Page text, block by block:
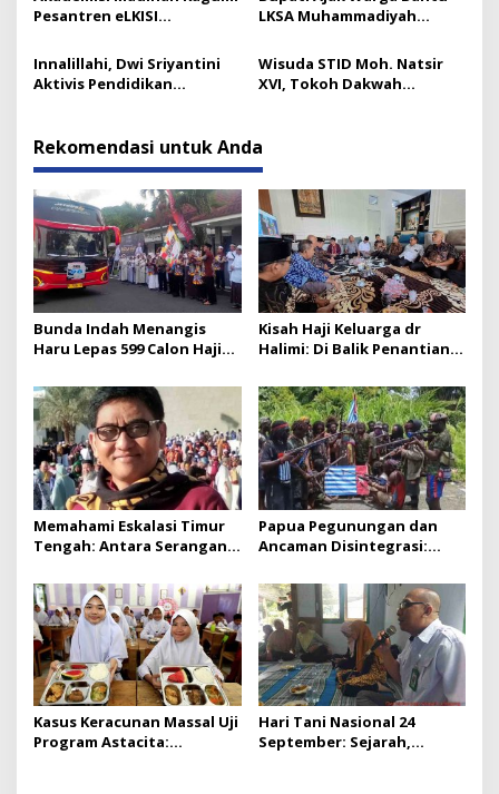
Dirinya
Pesantren eLKISI
LKSA Muhammadiyah
Innalillahi, Dwi Sriyantini
Aktivis Pendidikan
Wisuda STID Moh. Natsir
XVI, Tokoh Dakwah
Rekomendasi untuk Anda
Bunda Indah Menangis
Haru Lepas 599 Calon Haji
Kisah Haji Keluarga dr
Halimi: Di Balik Penantian
Memahami Eskalasi Timur
Tengah: Antara Serangan,
Stabilitas Kawasan
Papua Pegunungan dan
Ancaman Disintegrasi:
Hadir Lindungi Warga
Kasus Keracunan Massal Uji
Program Astacita:
Hari Tani Nasional 24
September: Sejarah,